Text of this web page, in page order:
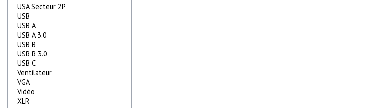
USA Secteur 2P
USB
USB A
USB A 3.0
USB B
USB B 3.0
USB C
Ventilateur
VGA
Vidéo
XLR